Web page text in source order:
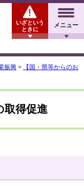
メニュー
いざという
ときに
振興 >
【国・県等からのお
取得促進